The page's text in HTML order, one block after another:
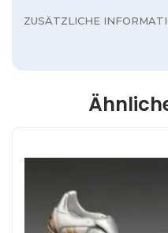
ZUSÄTZLICHE